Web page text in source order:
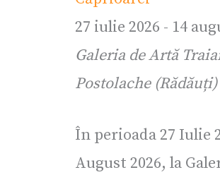
27 iulie 2026 - 14
Galeria de Artă
Postolache (Rădăuți)
În perioada 27 Iulie
August 2026, la